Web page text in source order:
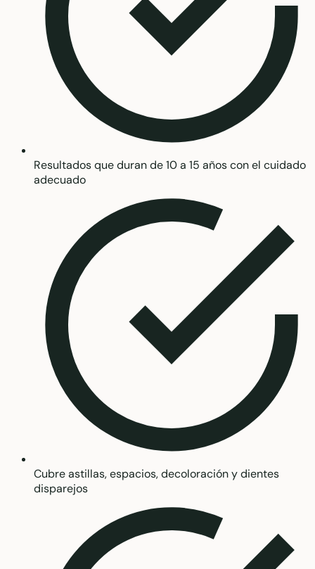
Resultados que duran de 10 a 15 años con el cuidado
adecuado
Cubre astillas, espacios, decoloración y dientes
disparejos